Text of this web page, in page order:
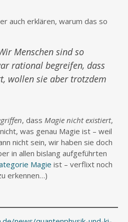
auch erklären, warum das so
Menschen sind so
rational begreifen, dass
wollen sie aber trotzdem
, dass Magie nicht existiert,
was genau Magie ist – weil
nicht sein, wir haben sie doch
in allen bislang aufgeführten
Magie ist – verflixt noch
erkennen…)